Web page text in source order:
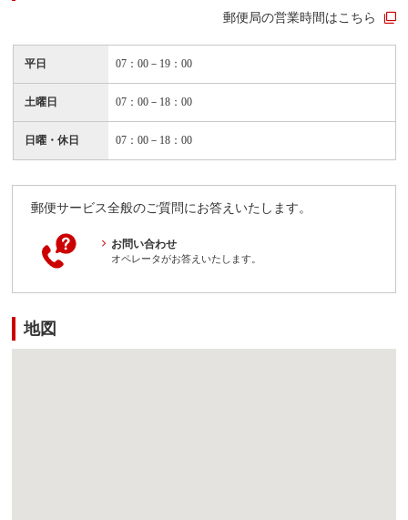
郵便局の営業時間はこちら
平日 07：00－19：00
土曜日 07：00－18：00
日曜・休日 07：00－18：00
郵便サービス全般のご質問にお答えいたします。
お問い合わせ
オペレータがお答えいたします。
地図